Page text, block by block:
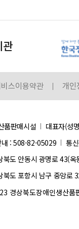
관
스이용약관 개인
품판매시설 대표자(성
내 :508-82-05029
통
도 안동시 광명로 43(옥
도 포항시 남구 중앙로
경상북도장애인생산